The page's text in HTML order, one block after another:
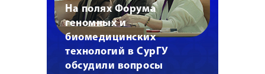
На полях Форума
геномных и
биомедицинских
технологий в СурГУ
обсудили вопросы